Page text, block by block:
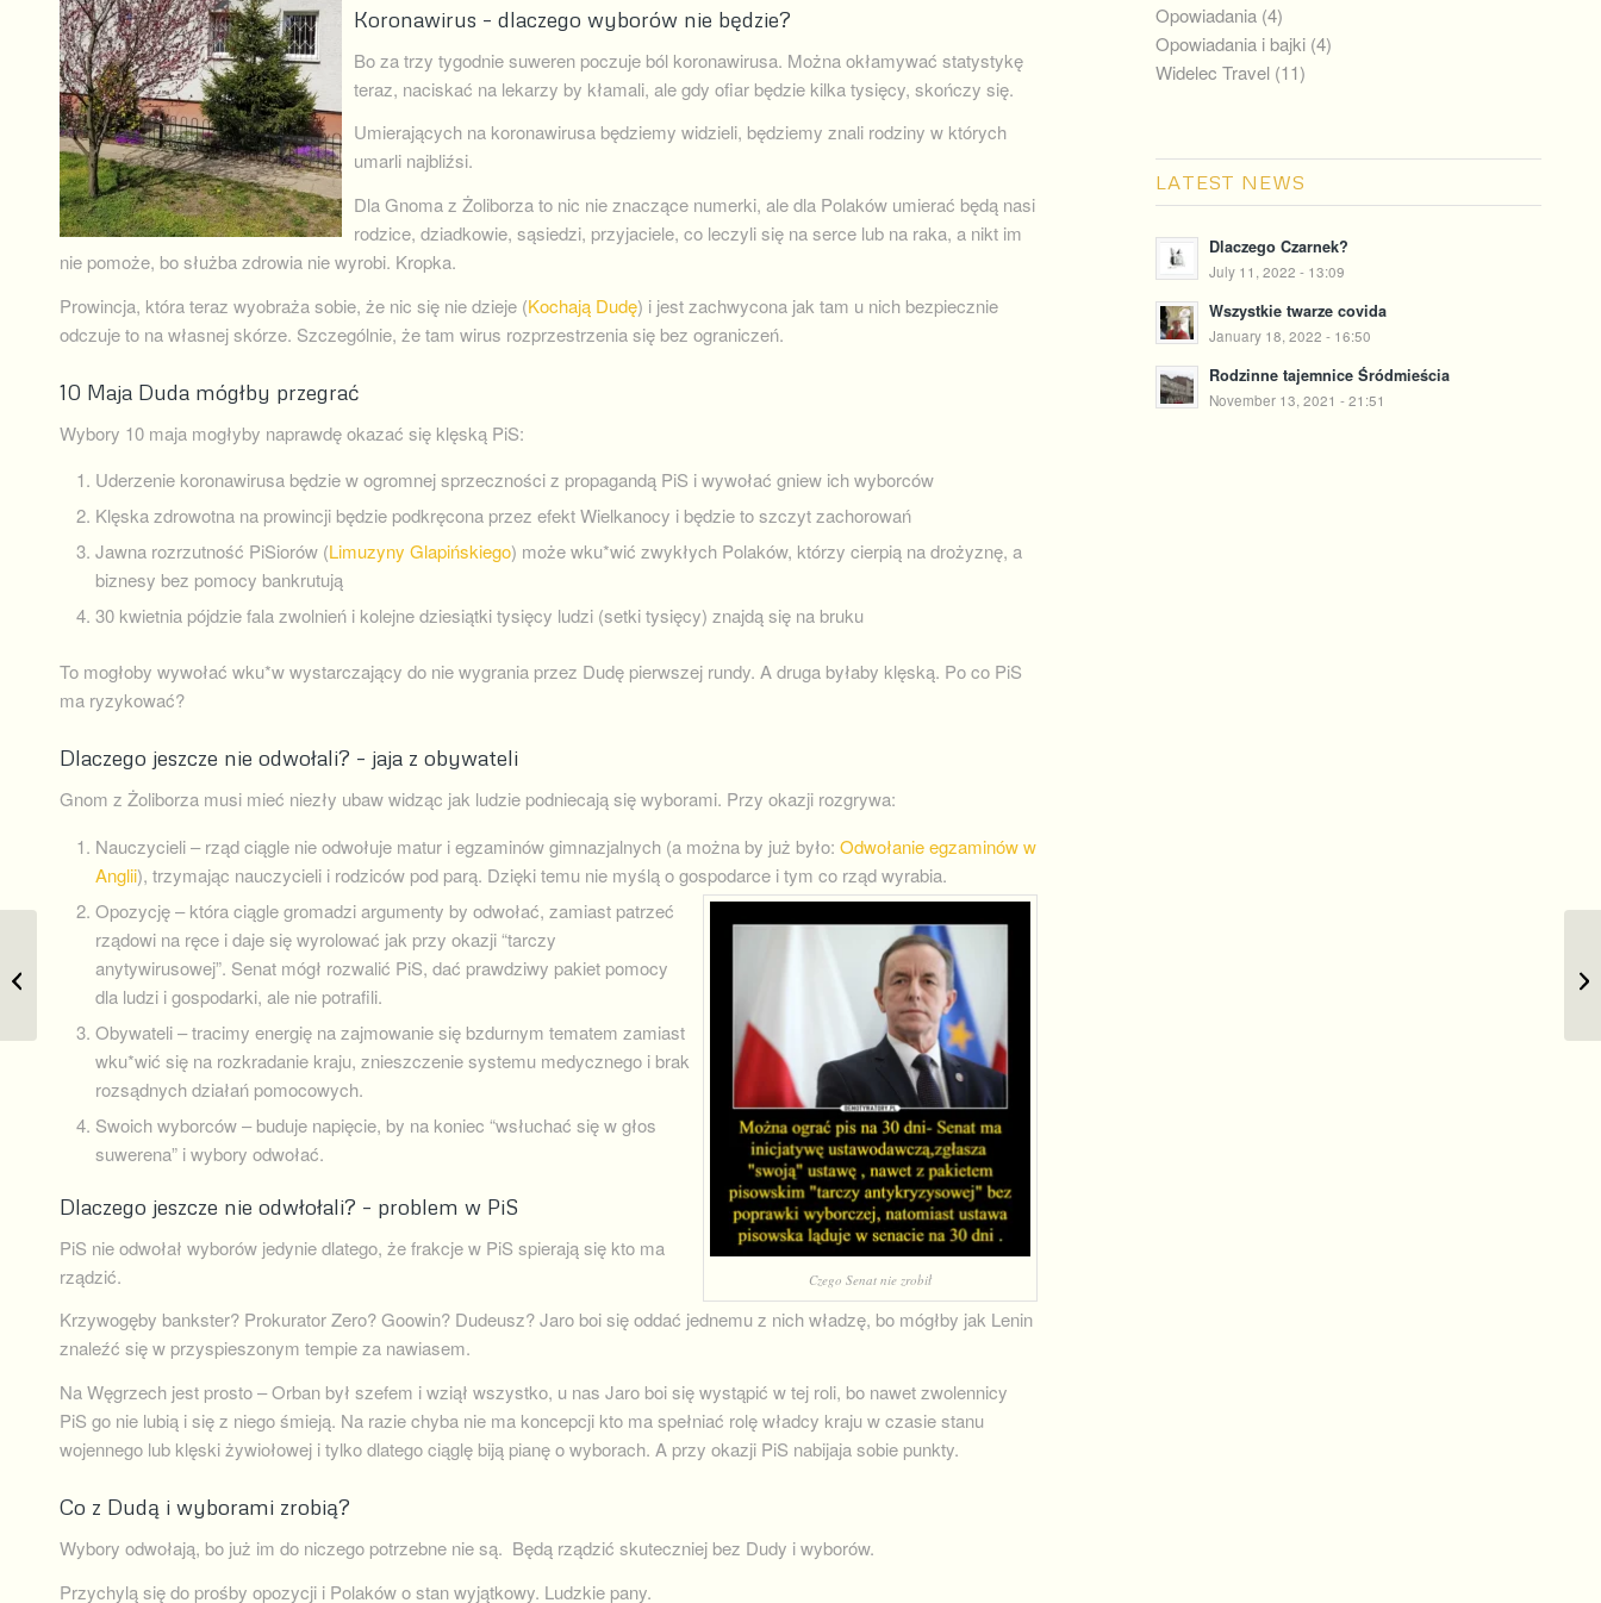
Koronawirus – dlaczego wyborów nie będzie?
Bo za trzy tygodnie suweren poczuje ból koronawirusa. Można okłamywać statystykę
teraz, naciskać na lekarzy by kłamali, ale gdy ofiar będzie kilka tysięcy, skończy się.
Umierających na koronawirusa będziemy widzieli, będziemy znali rodziny w których
umarli najbliźsi.
Dla Gnoma z Żoliborza to nic nie znaczące numerki, ale dla Polaków umierać będą nasi
rodzice, dziadkowie, sąsiedzi, przyjaciele, co leczyli się na serce lub na raka, a nikt im
nie pomoże, bo służba zdrowia nie wyrobi. Kropka.
Prowincja, która teraz wyobraża sobie, że nic się nie dzieje (Kochają Dudę) i jest zachwycona jak tam u nich bezpiecznie
odczuje to na własnej skórze. Szczególnie, że tam wirus rozprzestrzenia się bez ograniczeń.
10 Maja Duda mógłby przegrać
Wybory 10 maja mogłyby naprawdę okazać się klęską PiS:
Uderzenie koronawirusa będzie w ogromnej sprzeczności z propagandą PiS i wywołać gniew ich wyborców
Klęska zdrowotna na prowincji będzie podkręcona przez efekt Wielkanocy i będzie to szczyt zachorowań
Jawna rozrzutność PiSiorów (Limuzyny Glapińskiego) może wku*wić zwykłych Polaków, którzy cierpią na drożyznę, a
biznesy bez pomocy bankrutują
30 kwietnia pójdzie fala zwolnień i kolejne dziesiątki tysięcy ludzi (setki tysięcy) znajdą się na bruku
To mogłoby wywołać wku*w wystarczający do nie wygrania przez Dudę pierwszej rundy. A druga byłaby klęską. Po co PiS
ma ryzykować?
Dlaczego jeszcze nie odwołali? – jaja z obywateli
Gnom z Żoliborza musi mieć niezły ubaw widząc jak ludzie podniecają się wyborami. Przy okazji rozgrywa:
Nauczycieli – rząd ciągle nie odwołuje matur i egzaminów gimnazjalnych (a można by już było: Odwołanie egzaminów w
Anglii), trzymając nauczycieli i rodziców pod parą. Dzięki temu nie myślą o gospodarce i tym co rząd wyrabia.
Czego Senat nie zrobił
Opozycję – która ciągle gromadzi argumenty by odwołać, zamiast patrzeć
rządowi na ręce i daje się wyrolować jak przy okazji “tarczy
anytywirusowej”. Senat mógł rozwalić PiS, dać prawdziwy pakiet pomocy
dla ludzi i gospodarki, ale nie potrafili.
Obywateli – tracimy energię na zajmowanie się bzdurnym tematem zamiast
wku*wić się na rozkradanie kraju, znieszczenie systemu medycznego i brak
rozsądnych działań pomocowych.
Swoich wyborców – buduje napięcie, by na koniec “wsłuchać się w głos
suwerena” i wybory odwołać.
Dlaczego jeszcze nie odwłołali? – problem w PiS
PiS nie odwołał wyborów jedynie dlatego, że frakcje w PiS spierają się kto ma
rządzić.
Krzywogęby bankster? Prokurator Zero? Goowin? Dudeusz? Jaro boi się oddać jednemu z nich władzę, bo mógłby jak Lenin
znaleźć się w przyspieszonym tempie za nawiasem.
Na Węgrzech jest prosto – Orban był szefem i wziął wszystko, u nas Jaro boi się wystąpić w tej roli, bo nawet zwolennicy
PiS go nie lubią i się z niego śmieją. Na razie chyba nie ma koncepcji kto ma spełniać rolę władcy kraju w czasie stanu
wojennego lub klęski żywiołowej i tylko dlatego ciąglę biją pianę o wyborach. A przy okazji PiS nabijaja sobie punkty.
Co z Dudą i wyborami zrobią?
Wybory odwołają, bo już im do niczego potrzebne nie są. Będą rządzić skuteczniej bez Dudy i wyborów.
Przychylą się do prośby opozycji i Polaków o stan wyjątkowy. Ludzkie pany.
Opowiadania(4)
Opowiadania i bajki(4)
Widelec Travel(11)
LATEST NEWS
Dlaczego Czarnek?
July 11, 2022 - 13:09
Wszystkie twarze covida
January 18, 2022 - 16:50
Rodzinne tajemnice Śródmieścia
November 13, 2021 - 21:51
O etyce oglądania słoni